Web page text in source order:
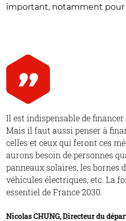
important, notamment pour
Il est indispensable de
Mais il faut aussi penser à
celles et ceux qui feront ces
aurons besoin de personnes
panneaux solaires, les bornes
véhicules électriques, etc. La
essentiel de France 2030.
Nicolas CHUNG, Directeur du